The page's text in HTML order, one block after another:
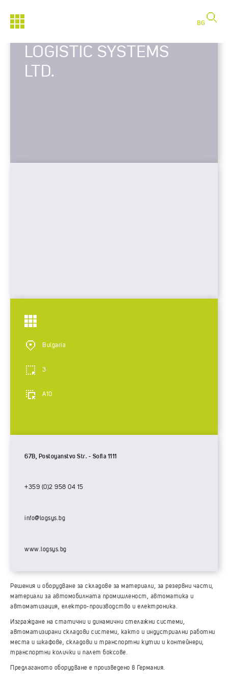
BG
LOGISTIC SYSTEMS
LTD.
Bulgaria
3
A10
67B, Postoyanstvo Str. - Sofia 1111
+359 (0)2 958 04 15
info@logsys.bg
www.logsys.bg
Решения и оборудване за складове за материали, за резервни части,
материали за автомобилната промишленост, автоматика и
автоматизация, електро-производство и електроника.
Изграждане на статични и динамични стелажни системи,
автоматизирани складови системи, както и индустриални работни
места и шкафове, складови и транспортни кутии и контейнери,
транспортни колички и палет боксове.
Предлаганото оборудване е произведено в Германия.